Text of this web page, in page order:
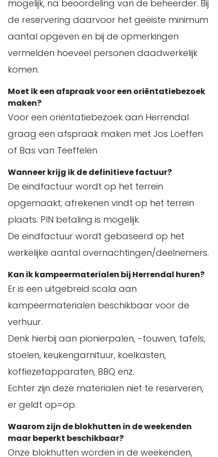
mogelijk, na beoordeling van de beheerder. Bij
de reservering daarvoor het geëiste minimum
aantal opgeven en bij de opmerkingen
vermelden hoeveel personen daadwerkelijk
komen.
Moet ik een afspraak voor een oriëntatiebezoek
maken?
Voor een oriëntatiebezoek aan Herrendal
graag een afspraak maken met Jos Loeffen
of Bas van Teeffelen
Wanneer krijg ik de definitieve factuur?
De eindfactuur wordt op het terrein
opgemaakt; afrekenen vindt op het terrein
plaats. PIN betaling is mogelijk.
De eindfactuur wordt gebaseerd op het
werkelijke aantal overnachtingen/deelnemers.
Kan ik kampeermaterialen bij Herrendal huren?
Er is een uitgebreid scala aan
kampeermaterialen beschikbaar voor de
verhuur.
Denk hierbij aan pionierpalen, -touwen, tafels,
stoelen, keukengarnituur, koelkasten,
koffiezetapparaten, BBQ enz.
Echter zijn deze materialen niet te reserveren,
er geldt op=op.
Waarom zijn de blokhutten in de weekenden
maar beperkt beschikbaar?
Onze blokhutten worden in de weekenden,